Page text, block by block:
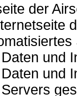
der
und
und